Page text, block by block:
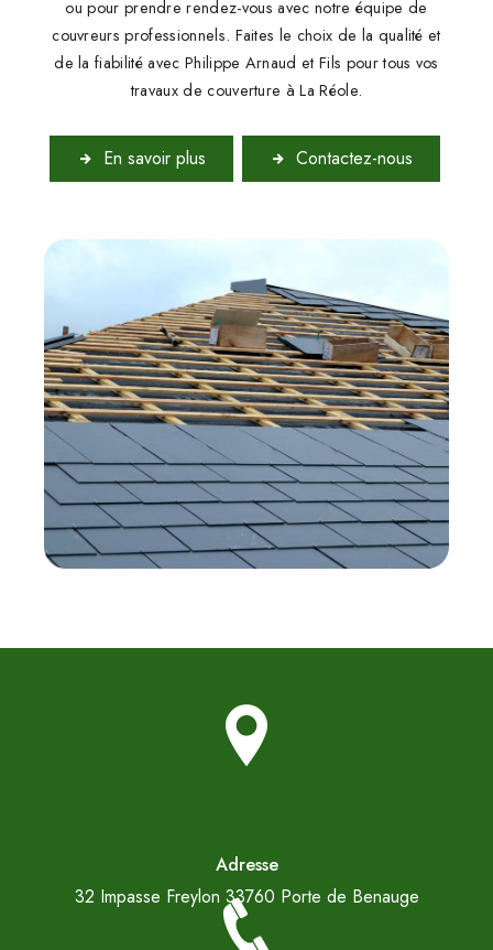
ou pour prendre rendez-vous avec notre équipe de
couvreurs professionnels. Faites le choix de la qualité et
de la fiabilité avec Philippe Arnaud et Fils pour tous vos
travaux de couverture à La Réole.
En savoir plus Contactez-nous
Adresse
32 Impasse Freylon 33760 Porte de Benauge